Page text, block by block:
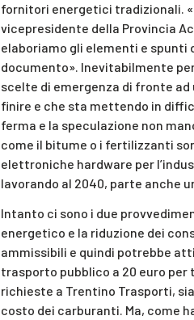
fornitori energetici tradizionali.
vicepresidente della Provincia
elaboriamo gli elementi e spunti
documento». Inevitabilmente
scelte di emergenza di fronte
finire e che sta mettendo in
ferma e la speculazione non
come il bitume o i fertilizzanti
elettroniche hardware per
lavorando al 2040, parte anche
Intanto ci sono i due
energetico e la riduzione dei
ammissibili e quindi potrebbe
trasporto pubblico a 20 euro per
richieste a Trentino Trasporti,
costo dei carburanti. Ma, come